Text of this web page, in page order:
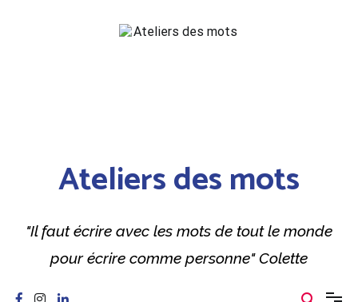
Ateliers des mots
"Il faut écrire avec les mots de tout le monde
pour écrire comme personne" Colette